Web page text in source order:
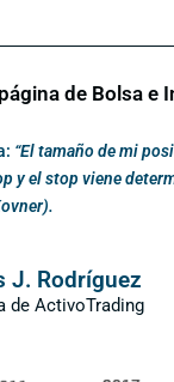
de Bolsa e
“El tamaño de mi
y el stop viene
J. Rodríguez
de ActivoTrading